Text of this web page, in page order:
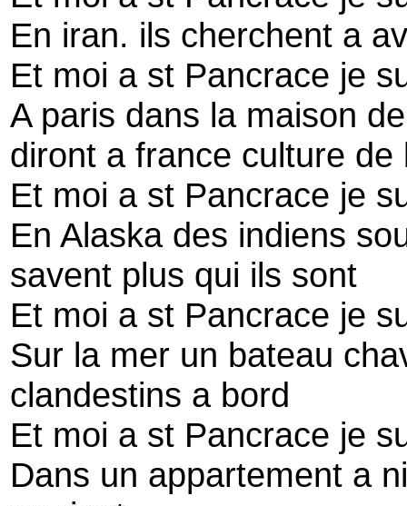
En iran. ils cherchent a
Et moi a st Pancrace je
A paris dans la maison
diront a france culture
Et moi a st Pancrace je
En Alaska des indiens
savent plus qui ils sont
Et moi a st Pancrace je
Sur la mer un bateau
clandestins a bord
Et moi a st Pancrace je
Dans un appartement a